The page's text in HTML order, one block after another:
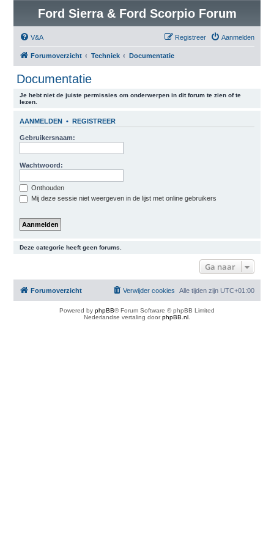
Ford Sierra & Ford Scorpio Forum
V&A Aanmelden
Registreer
Forumoverzicht Techniek Documentatie
Documentatie
Je hebt niet de juiste permissies om onderwerpen in dit forum te zien of te
lezen.
AANMELDEN • REGISTREER
Gebruikersnaam:
Wachtwoord:
Onthouden
Mij deze sessie niet weergeven in de lijst met online gebruikers
Deze categorie heeft geen forums.
Ga naar
Forumoverzicht Alle tijden zijn UTC+01:00
Verwijder cookies
Powered by phpBB® Forum Software © phpBB Limited
Nederlandse vertaling doorphpBB.nl